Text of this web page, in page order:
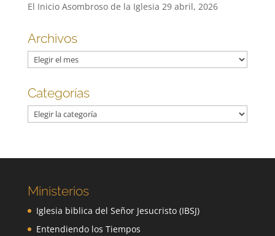
El Inicio Asombroso de la Iglesia 29 abril, 2026
Archivos
Archivos
Categorías
Categorías
Ministerios
Iglesia biblica del Señor Jesucristo (IBSJ)
Entendiendo los Tiempos